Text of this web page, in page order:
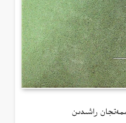
راشىدىن